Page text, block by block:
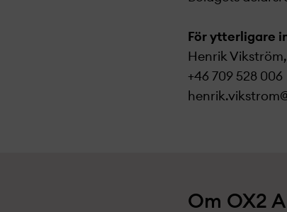
För ytterligare
Henrik
+46 709 528 006
Om OX2